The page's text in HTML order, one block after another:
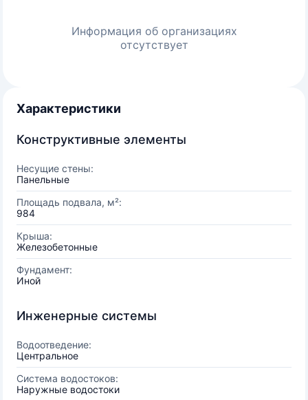
Информация об организациях
отсутствует
Характеристики
Конструктивные элементы
Несущие стены:
Панельные
Площадь подвала, м²:
984
Крыша:
Железобетонные
Фундамент:
Иной
Инженерные системы
Водоотведение:
Центральное
Система водостоков:
Наружные водостоки